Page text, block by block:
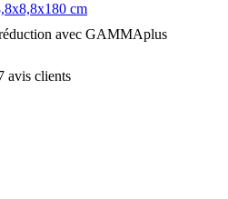
cm
avec GAMMAplus
avis clients